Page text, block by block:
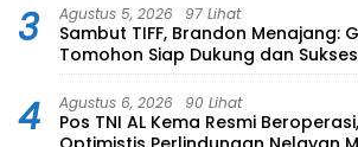
3 Agustus 5, 2026 97 Lihat
Sambut TIFF, Brandon Menajang:
Tomohon Siap Dukung dan
4 Agustus 6, 2026 90 Lihat
Pos TNI AL Kema Resmi